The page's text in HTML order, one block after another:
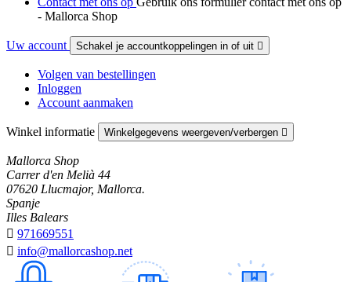
- Mallorca Shop
Uw account Schakel je accountkoppelingen in of uit 
Volgen van bestellingen
Inloggen
Account aanmaken
Winkel informatie Winkelgegevens weergeven/verbergen 
Mallorca Shop
Carrer d'en Melià 44
07620 Llucmajor, Mallorca.
Spanje
Illes Balears
 971669551
 info@mallorcashop.net